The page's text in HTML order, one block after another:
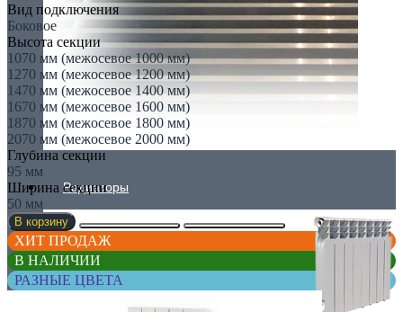
Радиаторы
Вид подключения
Боковое
Высота секции
1070 мм (межосевое 1000 мм)
1270 мм (межосевое 1200 мм)
1470 мм (межосевое 1400 мм)
1670 мм (межосевое 1600 мм)
1870 мм (межосевое 1800 мм)
2070 мм (межосевое 2000 мм)
Глубина секции
95 мм
Ширина секции
50 мм
В корзину
ХИТ ПРОДАЖ
В НАЛИЧИИ
РАЗНЫЕ ЦВЕТА